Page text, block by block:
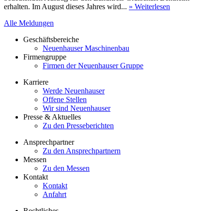
erhalten. Im August dieses Jahres wird... » Weiterlesen
Alle Meldungen
Geschäftsbereiche
Neuenhauser Maschinenbau
Firmengruppe
Firmen der Neuenhauser Gruppe
Karriere
Werde Neuenhauser
Offene Stellen
Wir sind Neuenhauser
Presse & Aktuelles
Zu den Presseberichten
Ansprechpartner
Zu den Ansprechpartnern
Messen
Zu den Messen
Kontakt
Kontakt
Anfahrt